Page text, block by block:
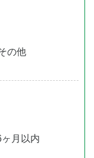
の他
⽉以内